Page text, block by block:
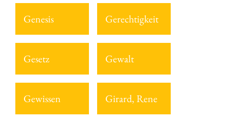
Genesis Gerechtigkeit
Gesetz Gewalt
Gewissen Girard, Rene